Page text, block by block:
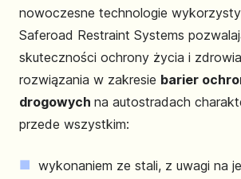
nowoczesne technologie
Saferoad Restraint Systems
skuteczności ochrony życia i
rozwiązania w zakresie barier
drogowych na autostradach
przede wszystkim:
wykonaniem ze stali, z uwagi na